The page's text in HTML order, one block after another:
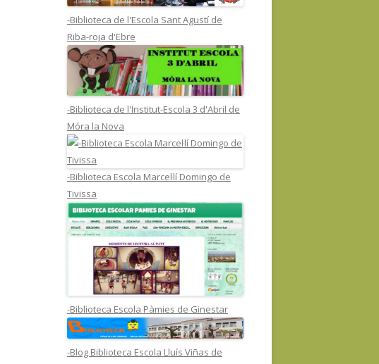
-Biblioteca de l'Escola Sant Agustí de
Riba-roja d'Ebre
-Biblioteca de l'Institut-Escola 3 d'Abril de
Móra la Nova
-Biblioteca Escola Marcel·lí Domingo de
Tivissa
-Biblioteca Escola Pàmies de Ginestar
-Blog Biblioteca Escola Lluís Viñas de